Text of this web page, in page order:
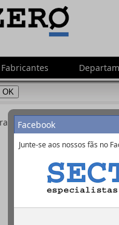
Fabricantes
IDM
Fabricante:
Facebook
Junte-se aos nossos fãs no